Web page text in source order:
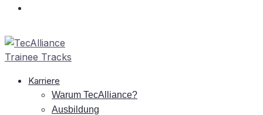
Kar­rie­re
War­um TecAlliance?
Aus­bil­dung